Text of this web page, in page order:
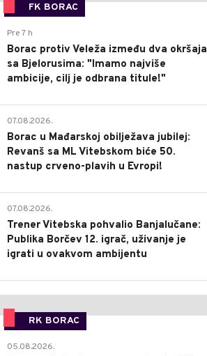
FK BORAC
Pre 7 h
Borac protiv Veleža između dva okršaja
sa Bjelorusima: "Imamo najviše
ambicije, cilj je odbrana titule!"
07.08.2026.
Borac u Mađarskoj obilježava jubilej:
Revanš sa ML Vitebskom biće 50.
nastup crveno-plavih u Evropi!
07.08.2026.
Trener Vitebska pohvalio Banjalučane:
Publika Borčev 12. igrač, uživanje je
igrati u ovakvom ambijentu
RK BORAC
05.08.2026.